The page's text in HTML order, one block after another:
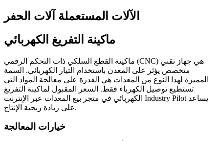
الآلات المستعملة آلات الحفر
ماكينة التفريغ الكهربائي
ماكينة القطع السلكي ذات التحكم الرقمي (CNC) هي جهاز تقني
متخصص يؤثر على المعدن باستخدام التيار الكهربائي. السمة
المميزة لهذا النوع من المعدات هي القدرة على معالجة المواد التي
تستطيع توصيل الكهرباء فقط. السعر المقبول لماكينة التفريغ
الكهربائي في متجر بيع المعدات عبر الإنترنت Industry Pilot يساعد
على زيادة ربحية الإنتاج.
خيارات المعالجة